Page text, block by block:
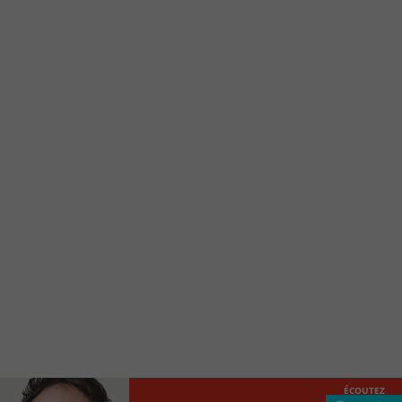
locale vous sont maintenant accessibles en un clic!
ÉCOUTEZ